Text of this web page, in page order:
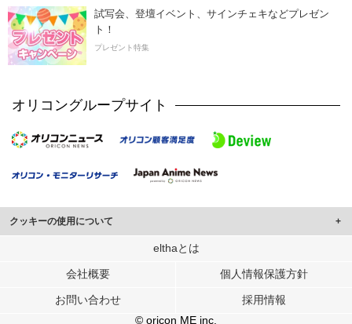
試写会、登壇イベント、サインチェキなどプレゼン
ト！
プレゼント特集
オリコングループサイト
クッキーの使用について
このサイトでは Cookie を使用して、ユーザーに合わせたコンテンツや広告の
行っています。
メディアや広告配信、データ解析の各パートナーに提供しています。
各パートナーは、この情報とユーザーが各パートナーに提供した他の情報や、
elthaとは
会社概要 個人情報保護方針
お問い合わせ
採用情報
© oricon ME inc.